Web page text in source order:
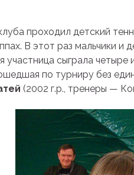
проходил детский
В этот раз мальчики и
участница сыграла
по турниру без
(2002 г.р., тренеры —